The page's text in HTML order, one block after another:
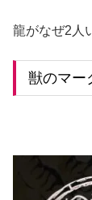
龍がなぜ2人
獣のマー